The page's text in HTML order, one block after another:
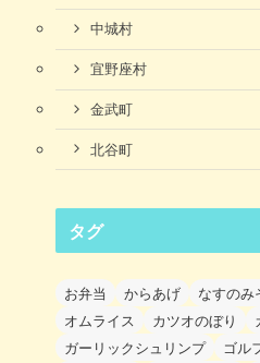
中城村
宜野座村
金武町
北谷町
タグ
お弁当 からあげ
なすのみ
オムライス
カツオのぼり
ガーリックシュリンプ
ゴル